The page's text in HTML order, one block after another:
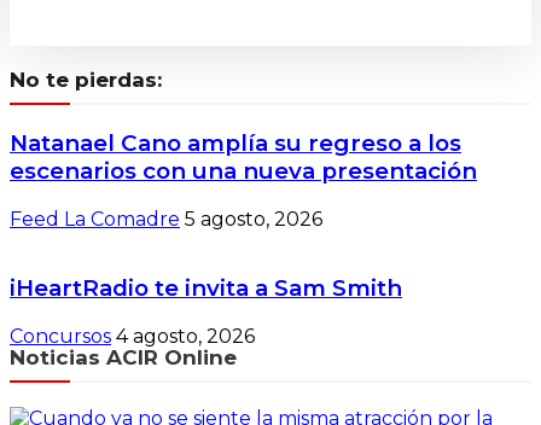
No te pierdas:
Natanael Cano amplía su regreso a los
escenarios con una nueva presentación
Feed La Comadre 5 agosto, 2026
iHeartRadio te invita a Sam Smith
Concursos 4 agosto, 2026
Noticias ACIR Online